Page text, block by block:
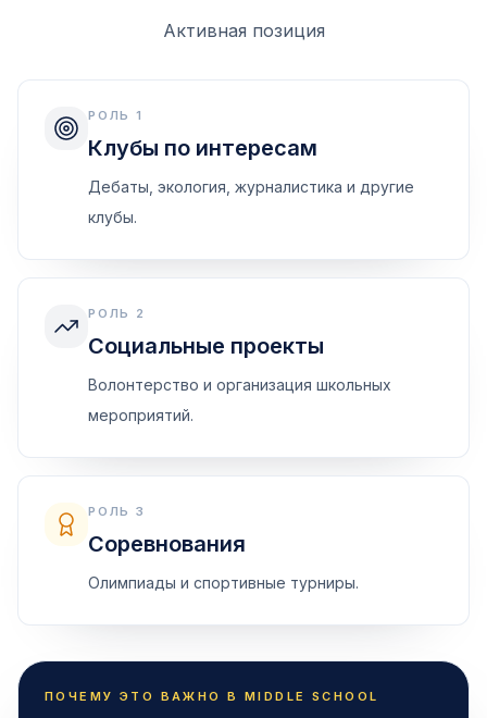
Активная позиция
РОЛЬ 1
Клубы по интересам
Дебаты, экология, журналистика и другие
клубы.
РОЛЬ 2
Социальные проекты
Волонтерство и организация школьных
мероприятий.
РОЛЬ 3
Соревнования
Олимпиады и спортивные турниры.
ПОЧЕМУ ЭТО ВАЖНО В MIDDLE SCHOOL